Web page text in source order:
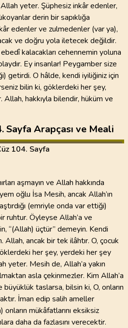
yeter. Şüphesiz inkâr edenler,
derin bir sapıklığa
edenler ve zulmedenler (var ya),
ve doğru yola iletecek değildir.
kalacakları cehennemin yoluna
Ey insanlar! Peygamber size
getirdi. O hâlde, kendi iyiliğiniz için
bilin ki, göklerdeki her şey,
Allah, hakkıyla bilendir, hüküm ve
Sayfa Arapçası ve Meali
104. Sayfa
aşmayın ve Allah hakkında
oğlu İsa Mesih, ancak Allah’ın
(emriyle onda var ettiği)
ruhtur. Öyleyse Allah’a ve
“(Allah) üçtür” demeyin. Kendi
Allah, ancak bir tek ilâhtır. O, çocuk
her şey, yerdeki her şey
yeter. Mesih de, Allah’a yakın
asla çekinmezler. Kim Allah’a
taslarsa, bilsin ki, O, onların
İman edip salih ameller
mükâfatlarını eksiksiz
daha da fazlasını verecektir.